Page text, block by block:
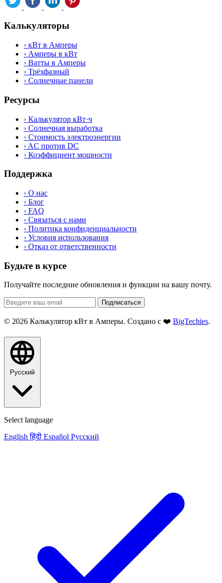
Калькуляторы
› кВт в Амперы
› Амперы в кВт
› Ватты в Амперы
› Трёхфазный
› Солнечные панели
Ресурсы
› Калькулятор кВт·ч
› Солнечная выработка
› Стоимость электроэнергии
› AC против DC
› Коэффициент мощности
Поддержка
› О нас
› Блог
› FAQ
› Связаться с нами
› Политика конфиденциальности
› Условия использования
› Отказ от ответственности
Будьте в курсе
Получайте последние обновления и функции на вашу почту.
Подписаться
© 2026 Калькулятор кВт в Амперы. Создано с ❤️ BigTechies.
Русский
Select language
English हिंदी Español Русский